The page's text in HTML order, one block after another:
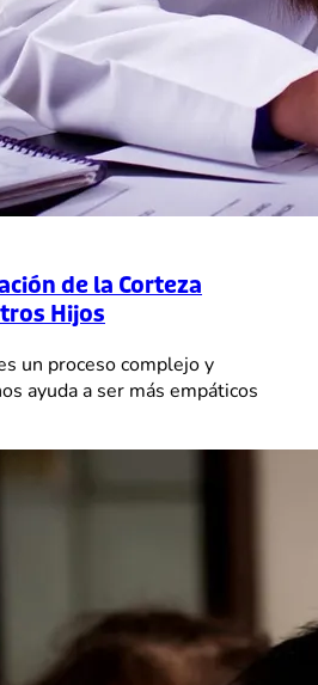
de la Corteza
Hijos
un proceso complejo y
ayuda a ser más empáticos